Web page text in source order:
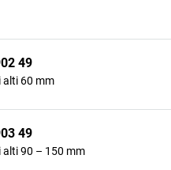
49
alti 60 mm
49
alti 90 – 150 mm